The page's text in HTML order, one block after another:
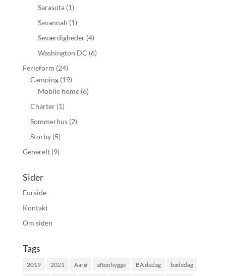
Sarasota(1)
Savannah (1)
Seværdigheder(4)
Washington DC (6)
Ferieform (24)
Camping(19)
Mobile home(6)
Charter(1)
Sommerhus(2)
Storby(5)
Generelt(9)
Sider
Forside
Kontakt
Om siden
Tags
2019 2021 Aarø aftenhygge BA dedag badedag